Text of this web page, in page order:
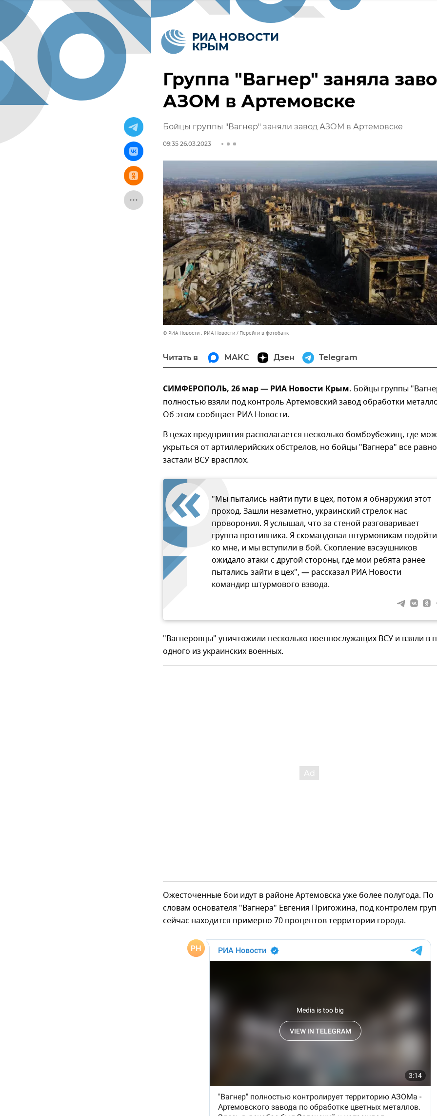
Группа "Вагнер" заняла
АЗОМ в Артемовске
Бойцы группы "Вагнер" заняли завод АЗОМ в Артемовске
09:35 26.03.2023
© РИА Новости . РИА Новости Перейти в фотобанк
Читать в МАКС Дзен Telegram
СИМФЕРОПОЛЬ, 26 мар — РИА Новости Крым. Бойцы группы
полностью взяли под контроль Артемовский завод обработки
Об этом сообщает РИА Новости.
В цехах предприятия располагается несколько бомбоубежищ, где
укрыться от артиллерийских обстрелов, но бойцы "Вагнера" все равно
застали ВСУ врасплох.
"Мы пытались найти пути в цех, потом я обнаружил этот
проход. Зашли незаметно, украинский стрелок нас
проворонил. Я услышал, что за стеной разговаривает
группа противника. Я скомандовал штурмовикам подойти
ко мне, и мы вступили в бой. Скопление вэсэушников
ожидало атаки с другой стороны, где мои ребята ранее
пытались зайти в цех", — рассказал РИА Новости
командир штурмового взвода.
"Вагнеровцы" уничтожили несколько военнослужащих ВСУ и взяли в
одного из украинских военных.
Ожесточенные бои идут в районе Артемовска уже более полугода. По
словам основателя "Вагнера" Евгения Пригожина, под контролем
сейчас находится примерно 70 процентов территории города.